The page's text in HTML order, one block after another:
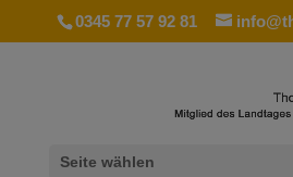
0345 77 57 92 81
Seite wählen